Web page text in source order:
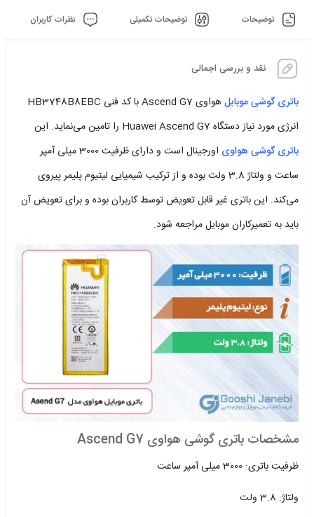
توضیحات توضیحات تکمیلی نظرات کاربران
نقد و بررسی اجمالی
باتری گوشی موبایل
هواوی Ascend G7 با کد فنی HB3748B8EBC
انرژی مورد نیاز دستگاه Huawei Ascend G7 را تامین می‌نماید. این
باتری گوشی هواوی
اورجینال است و دارای ظرفیت 3000 میلی آمپر
ساعت و ولتاژ 3.8 ولت بوده و از ترکیب شیمیایی لیتیوم پلیمر پیروی
می‌کند. این باتری غیر قابل تعویض توسط کاربران بوده و برای تعویض آن
باید به تعمیرکاران موبایل مراجعه شود.
مشخصات باتری گوشی هواوی Ascend G7
ظرفیت باتری: 3000 میلی آمپر ساعت
ولتاژ: 3.8 ولت